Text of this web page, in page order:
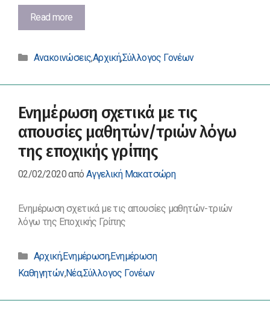
Read moreΟδηγίες
για
επαναλειτουργία
σχολικών
για
γονείς
Κατηγορίες
Ανακοινώσεις,Αρχική,Σύλλογος Γονέων
Ενημέρωση σχετικά με τις
απουσίες μαθητών/τριών λόγω
της εποχικής γρίπης
02/02/2020απόΑγγελική Μακατσώρη
Ενημέρωση σχετικά με τις απουσίες μαθητών-τριών
λόγω της Εποχικής Γρίπης
Κατηγορίες
Αρχική,Ενημέρωση,Ενημέρωση
Καθηγητών,Νέα,Σύλλογος Γονέων